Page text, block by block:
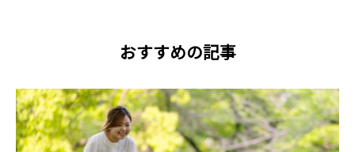
おすすめの記事